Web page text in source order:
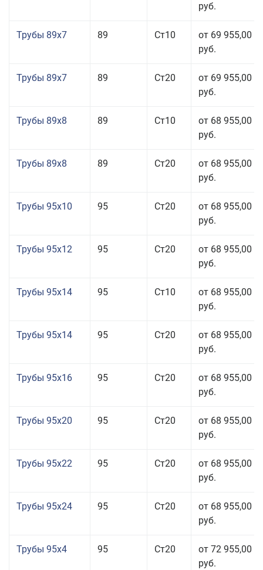
руб.
Трубы 89x7 89 Ст10
от 69 955,00
руб.
Трубы 89x7 89 Ст20
от 69 955,00
руб.
Трубы 89x8 89 Ст10
от 68 955,00
руб.
Трубы 89x8 89 Ст20
от 68 955,00
руб.
Трубы 95x10 95 Ст20
от 68 955,00
руб.
Трубы 95x12 95 Ст20
от 68 955,00
руб.
Трубы 95x14 95 Ст10
от 68 955,00
руб.
Трубы 95x14 95 Ст20
от 68 955,00
руб.
Трубы 95x16 95 Ст20
от 68 955,00
руб.
Трубы 95x20 95 Ст20
от 68 955,00
руб.
Трубы 95x22 95 Ст20
от 68 955,00
руб.
Трубы 95x24 95 Ст20
от 68 955,00
руб.
Трубы 95x4 95 Ст20
от 72 955,00
руб.